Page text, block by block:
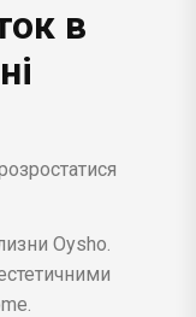
в
Oysho.